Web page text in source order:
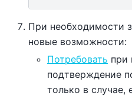
При необходимости
новые возможности:
Потребовать при
подтверждение
только в случае,